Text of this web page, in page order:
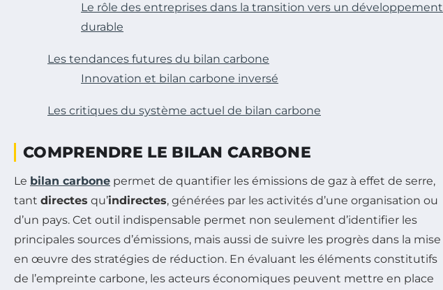
Le rôle des entreprises dans la transition vers un développement
durable
Les tendances futures du bilan carbone
Innovation et bilan carbone inversé
Les critiques du système actuel de bilan carbone
COMPRENDRE LE BILAN CARBONE
Le bilan carbone permet de quantifier les émissions de gaz à effet de serre,
tant directes qu’indirectes, générées par les activités d’une organisation ou
d’un pays. Cet outil indispensable permet non seulement d’identifier les
principales sources d’émissions, mais aussi de suivre les progrès dans la mise
en œuvre des stratégies de réduction. En évaluant les éléments constitutifs
de l’empreinte carbone, les acteurs économiques peuvent mettre en place